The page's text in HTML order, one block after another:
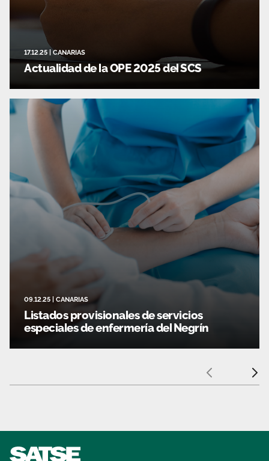
17.12.25 CANARIAS
Actualidad de la OPE 2025 del SCS
09.12.25 CANARIAS
Listados provisionales de servicios
especiales de enfermería del Negrín
Anterior